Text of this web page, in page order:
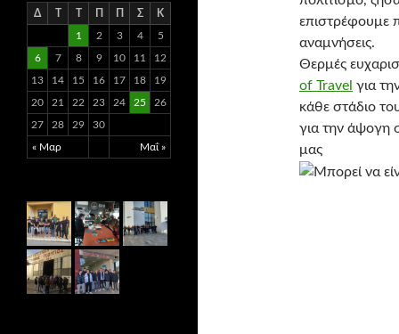
επιστρέφουμε
αναμνήσεις.
Θερμές
of Travel για
κάθε στάδιο
για την άψογη
μας
Δ Τ Τ Π Π Σ Κ
« Μαρ Μαΐ »
1 2 3 4 5
6 7 8 9 10 11 12
13 14 15 16 17 18 19
20 21 22 23 24 25 26
27 28 29 30